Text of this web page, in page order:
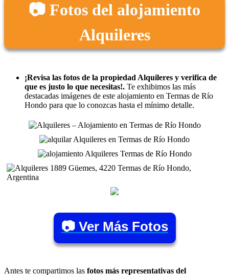
📷 Fotos del alojamiento
Alquileres
¡Revisa las fotos de la propiedad Alquileres y verifica de
que es justo lo que necesitas!. Te exhibimos las más
destacadas imágenes de este alojamiento en Termas de Río
Hondo para que lo conozcas hasta el mínimo detalle.
📷 Ver Más Fotos
Antes te compartimos las fotos más representativas del